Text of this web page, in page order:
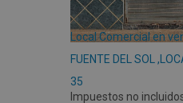
Local Comercial en
FUENTE DEL SOL
35
Impuestos no